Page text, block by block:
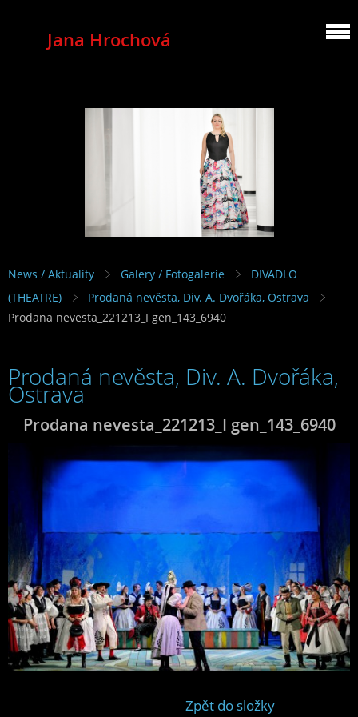
Jana Hrochová
MEZZOSOPRANO
News / Aktuality Galery / Fotogalerie
DIVADLO
(THEATRE)
Prodaná nevěsta, Div. A. Dvořáka, Ostrava
Prodana nevesta_221213_I gen_143_6940
Prodaná nevěsta, Div. A. Dvořáka,
Ostrava
Prodana nevesta_221213_I gen_143_6940
Zpět do složky